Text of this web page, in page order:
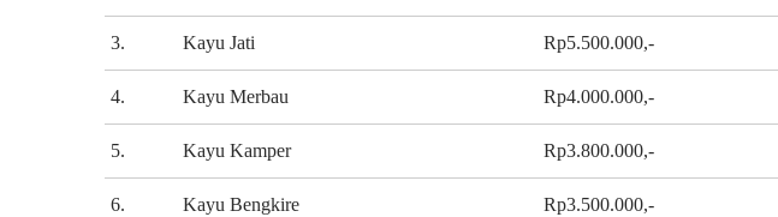
3. Kayu Jati Rp5.500.000,-
4. Kayu Merbau Rp4.000.000,-
5. Kayu Kamper Rp3.800.000,-
6. Kayu Bengkire Rp3.500.000,-